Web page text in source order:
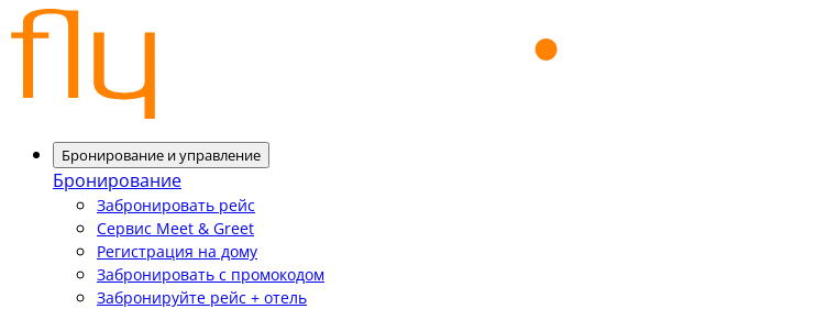
Бронирование и управление
Бронирование
Забронировать рейс
Сервис Meet & Greet
Регистрация на дому
Забронировать с промокодом
Забронируйте рейс + отель